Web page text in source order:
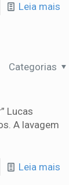
Leia mais
Categorias
Lucas
A lavagem
Leia mais